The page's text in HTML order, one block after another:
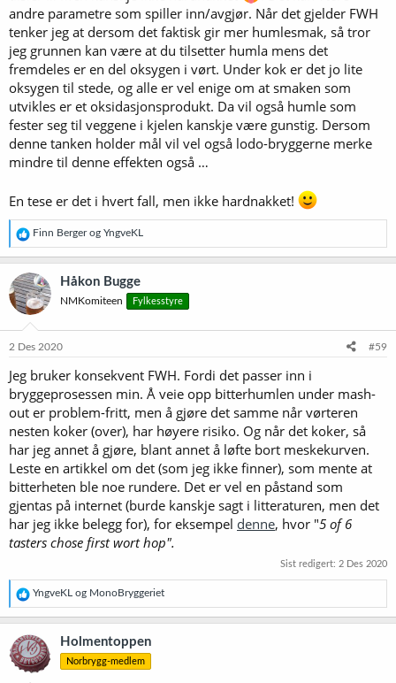
greier, og at du ikke fikk et holdbart øl om du brygga med det. Det
var hans erfaring, og jeg nølte ikke med å si at den hadde jeg liten
tro på. Vi blei ikke uvenner av den grunn.
I det hele tatt; det er en slags tendens til at jo bedre øl folk brygger,
jo mer hardnakket holder de fast ved de sære meningene sine
(Gjelder ikke @MonoBryggeriet, som jo ikke er skråsikker, sjøl om
han brygger godt øl
.)
andre parametre som spiller inn/avgjør. Når det gjelder FWH
tenker jeg at dersom det faktisk gir mer humlesmak, så tror
jeg grunnen kan være at du tilsetter humla mens det
fremdeles er en del oksygen i vørt. Under kok er det jo lite
oksygen til stede, og alle er vel enige om at smaken som
utvikles er et oksidasjonsprodukt. Da vil også humle som
fester seg til veggene i kjelen kanskje være gunstig. Dersom
denne tanken holder mål vil vel også lodo-bryggerne merke
mindre til denne effekten også …
En tese er det i hvert fall, men ikke hardnakket!
R
e
a
k
s
j
o
e
:
Finn Bergerog YngveKL
Håkon Bugge
NMKomiteen Fylkesstyre
2 Des 2020 #59
Jeg bruker konsekvent FWH. Fordi det passer inn i
bryggeprosessen min. Å veie opp bitterhumlen under mash-
out er problem-fritt, men å gjøre det samme når vørteren
nesten koker (over), har høyere risiko. Og når det koker, så
har jeg annet å gjøre, blant annet å løfte bort meskekurven.
Leste en artikkel om det (som jeg ikke finner), som mente at
bitterheten ble noe rundere. Det er vel en påstand som
gjentas på internet (burde kanskje sagt i litteraturen, men det
har jeg ikke belegg for), for eksempel denne, hvor "5 of 6
tasters chose first wort hop".
Sist redigert: 2 Des 2020
R
e
a
k
s
j
o
YngveKL og MonoBryggeriet
Holmentoppen
Norbrygg-medlem